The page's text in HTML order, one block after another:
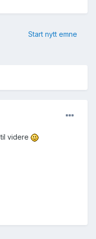
Start nytt emne
videre